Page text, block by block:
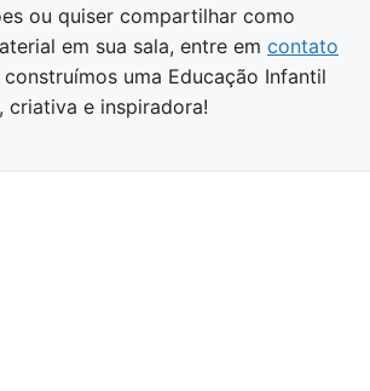
ou quiser compartilhar como
em sua sala, entre em contato
uma Educação Infantil
criativa e inspiradora!